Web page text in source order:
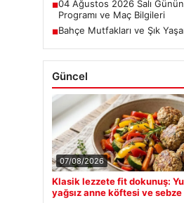
■04 Ağustos 2026 Salı
Programı ve Maç Bilgileri
■Bahçe Mutfakları ve Şık
Güncel
07/08/2026
Klasik lezzete fit dokunuş:
yağsız anne köftesi ve